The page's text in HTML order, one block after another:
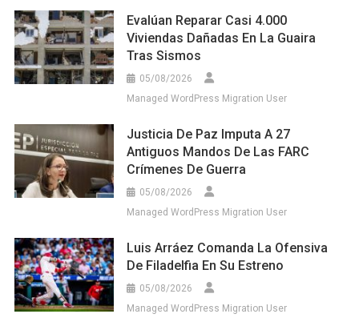
Evalúan Reparar Casi 4.000
Viviendas Dañadas En La Guaira
Tras Sismos
05/08/2026
Managed WordPress Migration User
Justicia De Paz Imputa A 27
Antiguos Mandos De Las FARC
Crímenes De Guerra
05/08/2026
Managed WordPress Migration User
Luis Arráez Comanda La Ofensiva
De Filadelfia En Su Estreno
05/08/2026
Managed WordPress Migration User